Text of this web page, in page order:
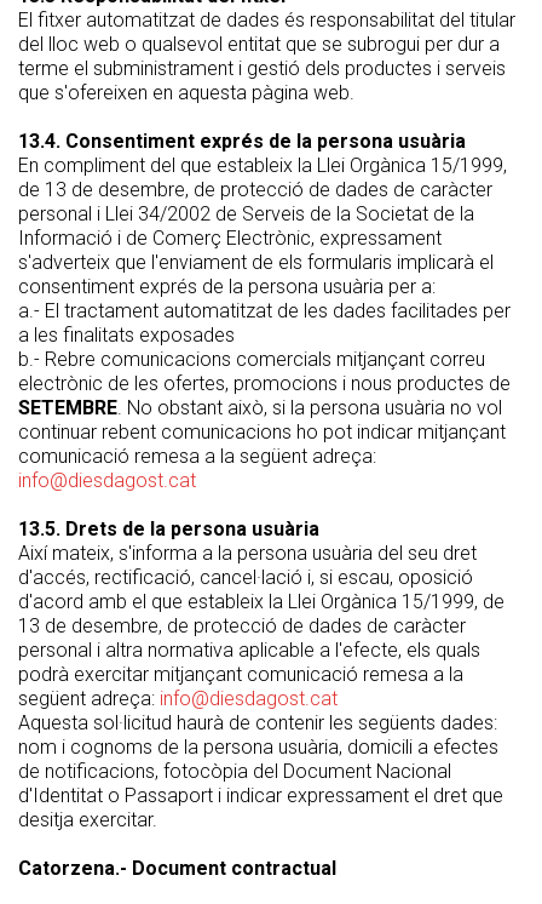
El fitxer automatitzat de dades és responsabilitat del titular
del lloc web o qualsevol entitat que se subrogui per dur a
terme el subministrament i gestió dels productes i serveis
que s'ofereixen en aquesta pàgina web.
13.4. Consentiment exprés de la persona usuària
En compliment del que estableix la Llei Orgànica 15/1999,
de 13 de desembre, de protecció de dades de caràcter
personal i Llei 34/2002 de Serveis de la Societat de la
Informació i de Comerç Electrònic, expressament
s'adverteix que l'enviament de els formularis implicarà el
consentiment exprés de la persona usuària per a:
a.- El tractament automatitzat de les dades facilitades per
a les finalitats exposades
b.- Rebre comunicacions comercials mitjançant correu
electrònic de les ofertes, promocions i nous productes de
SETEMBRE. No obstant això, si la persona usuària no vol
continuar rebent comunicacions ho pot indicar mitjançant
comunicació remesa a la següent adreça:
info@diesdagost.cat
13.5. Drets de la persona usuària
Així mateix, s'informa a la persona usuària del seu dret
d'accés, rectificació, cancel·lació i, si escau, oposició
d'acord amb el que estableix la Llei Orgànica 15/1999, de
13 de desembre, de protecció de dades de caràcter
personal i altra normativa aplicable a l'efecte, els quals
podrà exercitar mitjançant comunicació remesa a la
següent adreça: info@diesdagost.cat
Aquesta sol·licitud haurà de contenir les següents dades:
nom i cognoms de la persona usuària, domicili a efectes
de notificacions, fotocòpia del Document Nacional
d'Identitat o Passaport i indicar expressament el dret que
desitja exercitar.
Catorzena.- Document contractual